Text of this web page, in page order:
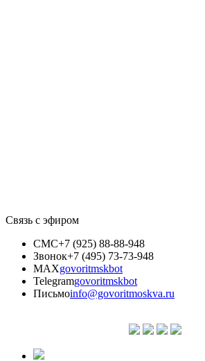
Связь с эфиром
СМС+7 (925) 88-88-948
Звонок+7 (495) 73-73-948
MAXgovoritmskbot
Telegramgovoritmskbot
Письмоinfo@govoritmoskva.ru